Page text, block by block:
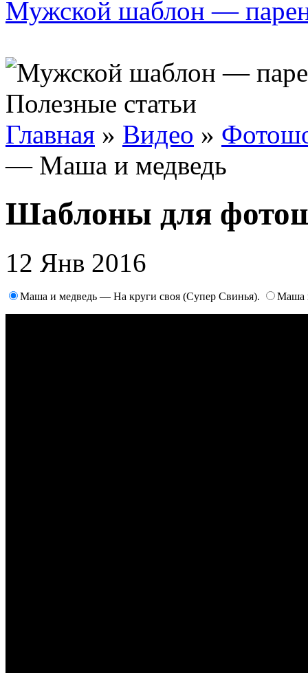
Мужской шаблон —
Полезные статьи
Главная » Видео »
— Маша и медведь
Шаблоны для
12 Янв 2016
Маша и медведь — На круги своя (Супер Свинья). Маша